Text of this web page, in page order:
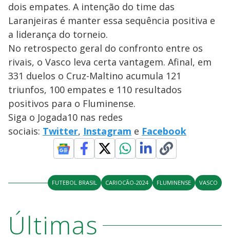
dois empates. A intenção do time das
Laranjeiras é manter essa sequência positiva e
a liderança do torneio.
No retrospecto geral do confronto entre os
rivais, o Vasco leva certa vantagem. Afinal, em
331 duelos o Cruz-Maltino acumula 121
triunfos, 100 empates e 110 resultados
positivos para o Fluminense.
Siga o Jogada10 nas redes
sociais: Twitter, Instagram e Facebook
FUTEBOL BRASIL CARIOCÃO-2024 FLUMINENSE VASCO
Últimas